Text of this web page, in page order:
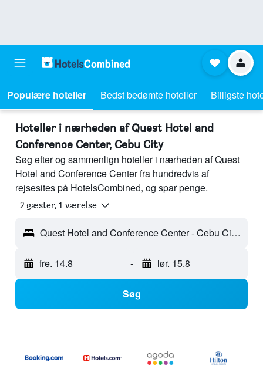
Populære hoteller Bedst bedømte hoteller Billigste
Hoteller i nærheden af Quest Hotel and
Conference Center, Cebu City
Søg efter og sammenlign hoteller i nærheden af Quest
Hotel and Conference Center fra hundredvis af
rejsesites på HotelsCombined, og spar penge.
2 gæster, 1 værelse
Quest Hotel and Conference Center - Cebu City, Cebu, Filippinerne
fre. 14.8 - lør. 15.8
Søg